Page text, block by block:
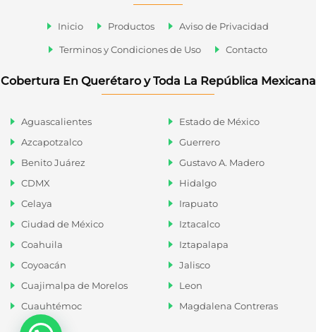
Inicio Productos Aviso de Privacidad
Terminos y Condiciones de Uso Contacto
Cobertura En Querétaro y Toda La República Mexicana
Aguascalientes
Azcapotzalco
Benito Juárez
CDMX
Celaya
Ciudad de México
Coahuila
Coyoacán
Cuajimalpa de Morelos
Cuauhtémoc
Estado de México
Guerrero
Gustavo A. Madero
Hidalgo
Irapuato
Iztacalco
Iztapalapa
Jalisco
Leon
Magdalena Contreras